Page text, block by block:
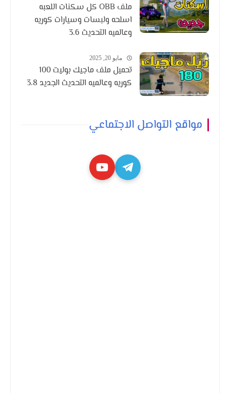
ملف OBB كل سكنات اللعبه
اسلحه ولبسات وسيارات كوريه
وعالميه التحديث 3.6
مايو 20, 2025
تحميل ملف ماجيك بوليت 100
كوريه وعالميه التحديث الجديد 3.8
مواقع التواصل الاجتماعي